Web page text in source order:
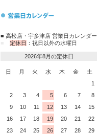
■ 高松店・宇多津店 営業日カレンダー
定休日 ：祝日以外の水曜日
2026年8月の定休日
日 月 火 水 木 金
土
1
2
3 4 5 6 7
8
9
10 11 12 13 14
15
16
17 18 19 20 21
22
23
24 25 26 27 28
29